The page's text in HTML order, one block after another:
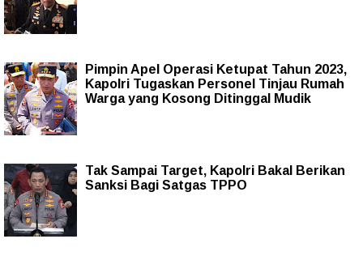
Pimpin Apel Operasi Ketupat Tahun 2023,
Kapolri Tugaskan Personel Tinjau Rumah
Warga yang Kosong Ditinggal Mudik
Tak Sampai Target, Kapolri Bakal Berikan
Sanksi Bagi Satgas TPPO